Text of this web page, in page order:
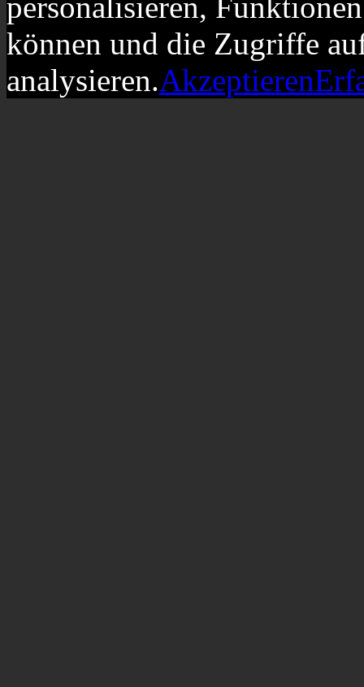
personalisieren,
können und die Zugriffe
analysieren.Akzeptieren